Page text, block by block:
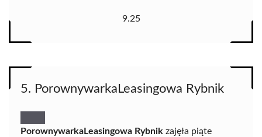
9.25
5. PorownywarkaLeasingowa Rybnik
PorownywarkaLeasingowa Rybnik zajęła piąte